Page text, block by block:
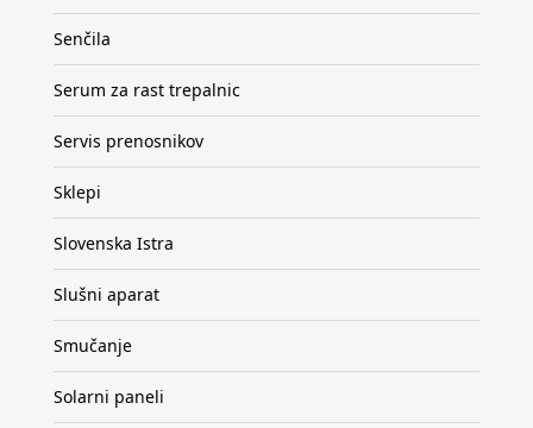
Senčila
Serum za rast trepalnic
Servis prenosnikov
Sklepi
Slovenska Istra
Slušni aparat
Smučanje
Solarni paneli